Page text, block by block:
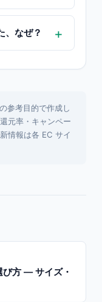
、なぜ？
参考目的で作成し
元率・キャンペー
情報は各 EC サイ
び方 — サイズ・